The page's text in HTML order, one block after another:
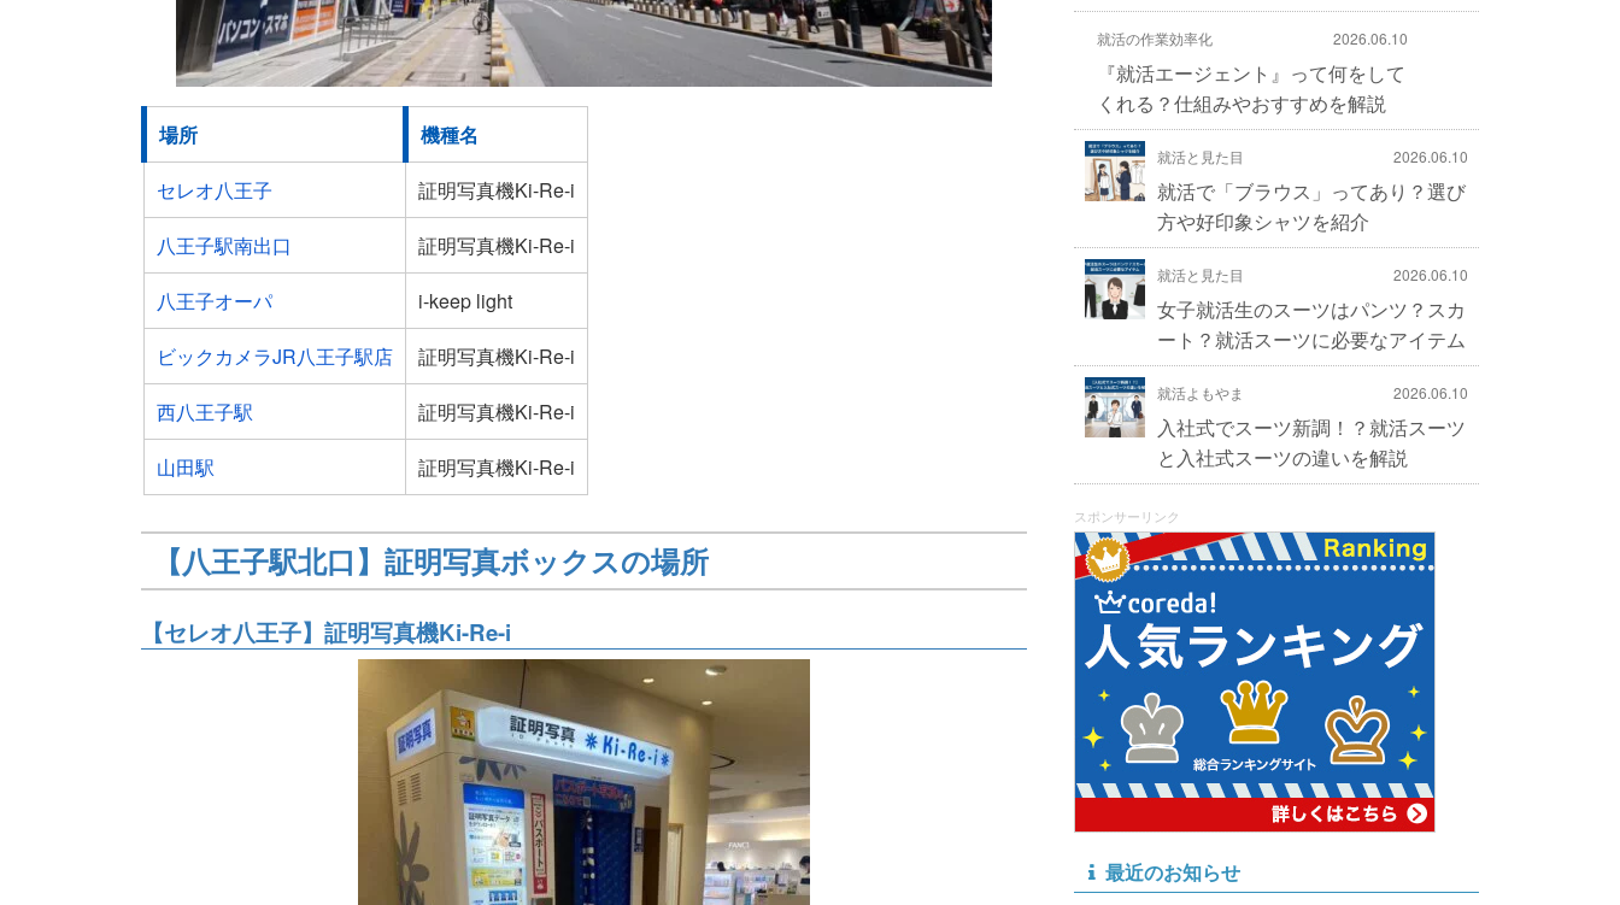
場所
機種名
セレオ八王子
証明写真機Ki-Re-i
八王子駅南出口
証明写真機Ki-Re-i
八王子オーパ
i-keep light
ビックカメラJR八王子駅店
証明写真機Ki-Re-i
西八王子駅
証明写真機Ki-Re-i
山田駅
証明写真機Ki-Re-i
【八王子駅北口】証明写真ボックスの場所
【セレオ八王子】証明写真機Ki-Re-i
就活の作業効率化 2026.06.10
『就活エージェント』って何をして
くれる？仕組みやおすすめを解説
就活と見た目 2026.06.10
就活で「ブラウス」ってあり？選び
方や好印象シャツを紹介
就活と見た目 2026.06.10
女子就活生のスーツはパンツ？スカ
ート？就活スーツに必要なアイテム
就活よもやま 2026.06.10
入社式でスーツ新調！？就活スーツ
と入社式スーツの違いを解説
スポンサーリンク
最近のお知らせ